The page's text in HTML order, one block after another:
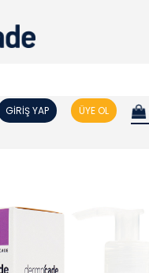
GİRİŞ YAP ÜYE OL